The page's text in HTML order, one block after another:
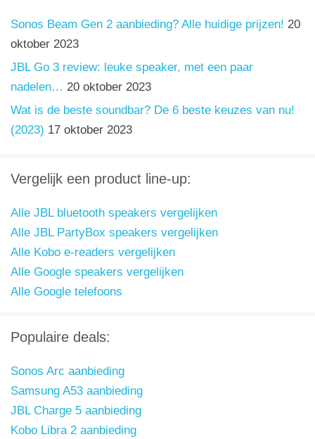
Sonos Beam Gen 2 aanbieding? Alle huidige prijzen! 20
oktober 2023
JBL Go 3 review: leuke speaker, met een paar
nadelen… 20 oktober 2023
Wat is de beste soundbar? De 6 beste keuzes van nu!
(2023) 17 oktober 2023
Vergelijk een product line-up:
Alle JBL bluetooth speakers vergelijken
Alle JBL PartyBox speakers vergelijken
Alle Kobo e-readers vergelijken
Alle Google speakers vergelijken
Alle Google telefoons
Populaire deals:
Sonos Arc aanbieding
Samsung A53 aanbieding
JBL Charge 5 aanbieding
Kobo Libra 2 aanbieding